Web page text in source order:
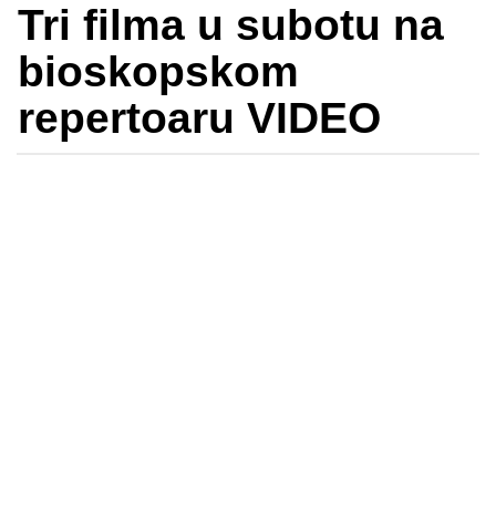
Tri filma u subotu na
bioskopskom
repertoaru VIDEO